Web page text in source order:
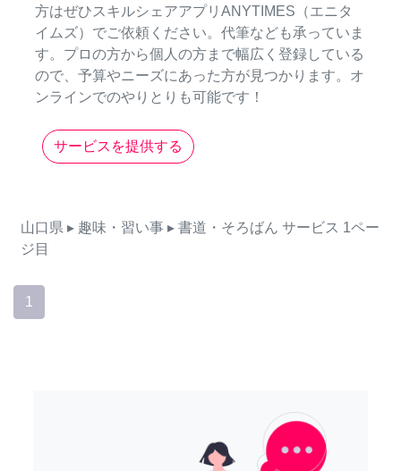
方はぜひスキルシェアアプリANYTIMES（エニタ
イムズ）でご依頼ください。代筆なども承っていま
す。プロの方から個人の方まで幅広く登録している
ので、予算やニーズにあった方が見つかります。オ
ンラインでのやりとりも可能です！
サービスを提供する
山口県 ▸ 趣味・習い事 ▸ 書道・そろばん サービス 1ペー
ジ目
1